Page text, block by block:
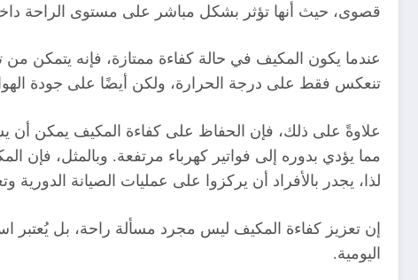
قصوى، حيث أنها تؤثر بشكل مباشر على مستوى الراحة
عندما يكون المكيف في حالة كفاءة ممتازة، فإنه يتمكن من
تنعكس فقط على درجة الحرارة، ولكن أيضًا على جودة
علاوةً على ذلك، فإن الحفاظ على كفاءة المكيف يمكن أن
مما يؤدي بدوره إلى فواتير كهرباء مرتفعة. وبالمثل، فإن
لذا، يجدر بالأفراد أن يركزوا على عمليات الصيانة الدورية
إن تعزيز كفاءة المكيف ليس مجرد مسألة راحة، بل يُعتبر
اليومية.